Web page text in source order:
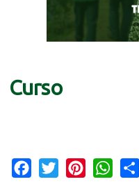
Curso
Facebook
Twitter Pinterest